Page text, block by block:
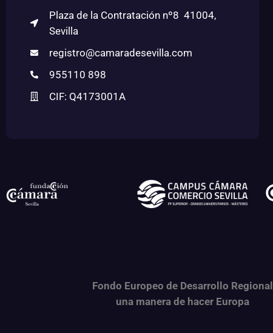
Plaza de la Contratación nº8 41004,
Sevilla
registro@camaradesevilla.com
955110 898
CIF: Q4173001A
Fondo Europeo de Desarrollo Regional
una manera de hacer Europa